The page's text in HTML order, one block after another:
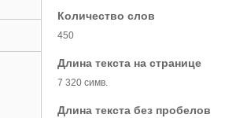
Количество слов
450
Длина текста на странице
7 320 симв.
Длина текста без пробелов